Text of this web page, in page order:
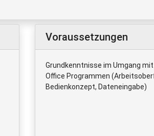
Voraussetzungen
Grundkenntnisse im Umgang mit
Office Programmen
Bedienkonzept, Dateneingabe)